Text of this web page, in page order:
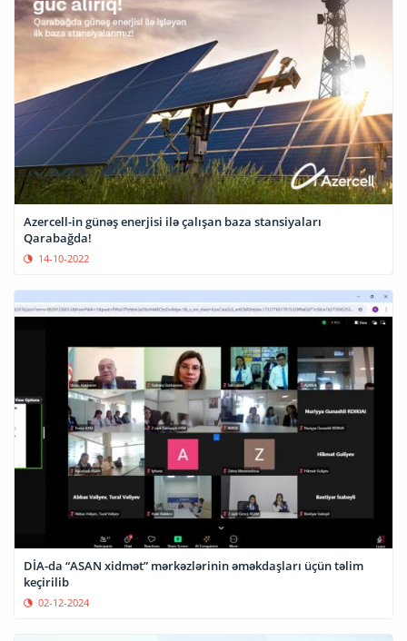
Azercell-in günəş enerjisi ilə çalışan baza stansiyaları
Qarabağda!
14-10-2022
DİA-da “ASAN xidmət” mərkəzlərinin əməkdaşları üçün təlim
keçirilib
02-12-2024